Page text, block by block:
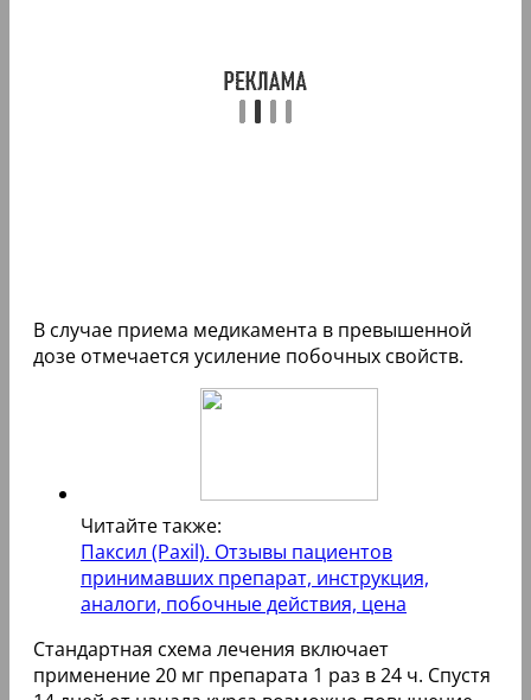
В случае приема медикамента в превышенной
дозе отмечается усиление побочных свойств.
Читайте также:
Паксил (Paxil). Отзывы пациентов
принимавших препарат, инструкция,
аналоги, побочные действия, цена
Стандартная схема лечения включает
применение 20 мг препарата 1 раз в 24 ч. Спустя